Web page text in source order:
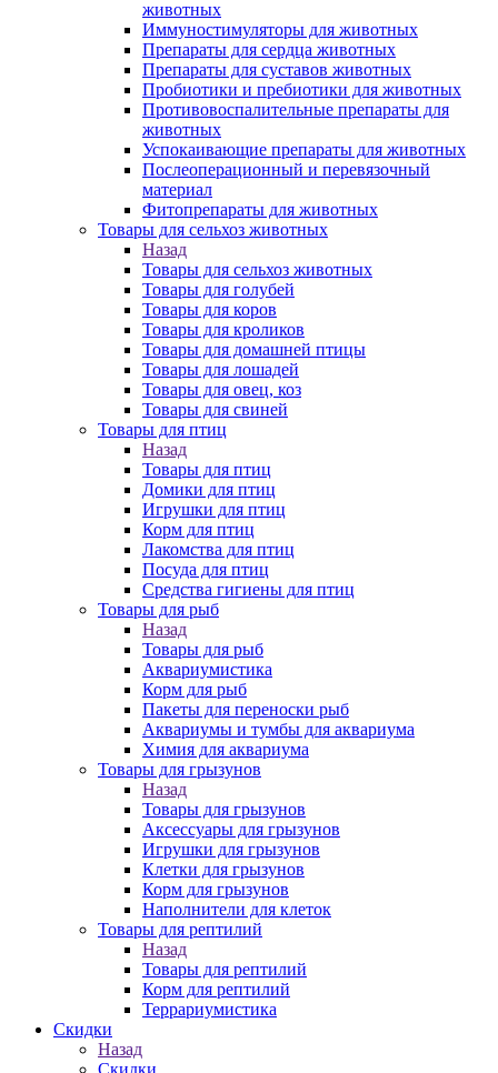
животных
Иммуностимуляторы для животных
Препараты для сердца животных
Препараты для суставов животных
Пробиотики и пребиотики для животных
Противовоспалительные препараты для
животных
Успокаивающие препараты для животных
Послеоперационный и перевязочный
материал
Фитопрепараты для животных
Товары для сельхоз животных
Назад
Товары для сельхоз животных
Товары для голубей
Товары для коров
Товары для кроликов
Товары для домашней птицы
Товары для лошадей
Товары для овец, коз
Товары для свиней
Товары для птиц
Назад
Товары для птиц
Домики для птиц
Игрушки для птиц
Корм для птиц
Лакомства для птиц
Посуда для птиц
Средства гигиены для птиц
Товары для рыб
Назад
Товары для рыб
Аквариумистика
Корм для рыб
Пакеты для переноски рыб
Аквариумы и тумбы для аквариума
Химия для аквариума
Товары для грызунов
Назад
Товары для грызунов
Аксессуары для грызунов
Игрушки для грызунов
Клетки для грызунов
Корм для грызунов
Наполнители для клеток
Товары для рептилий
Назад
Товары для рептилий
Корм для рептилий
Террариумистика
Скидки
Назад
Скидки